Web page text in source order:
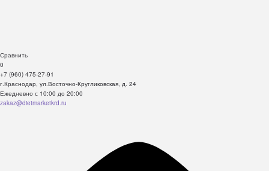
Сравнить
0
+7 (960) 475-27-91
г.Краснодар, ул.Восточно-Кругликовская, д. 24
Ежедневно с 10:00 до 20:00
zakaz@dietmarketkrd.ru